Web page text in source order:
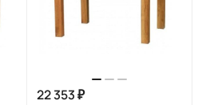
22 353 ₽